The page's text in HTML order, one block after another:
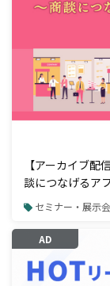
【アーカイブ
談につなげるア
セミナー・展示会
AD